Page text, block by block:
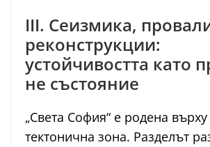
III. Сеизмика,
реконструкции:
устойчивостта като
не състояние
„Света София“ е родена върху
тектонична зона. Разделът